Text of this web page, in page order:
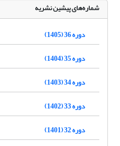
شماره‌های پیشین نشریه
دوره 36 (1405)
دوره 35 (1404)
دوره 34 (1403)
دوره 33 (1402)
دوره 32 (1401)